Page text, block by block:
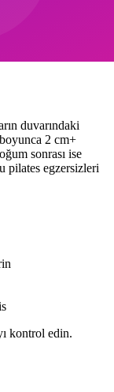
duvarındaki
2 cm+
sonrası ise
pilates egzersizleri
kontrol edin.